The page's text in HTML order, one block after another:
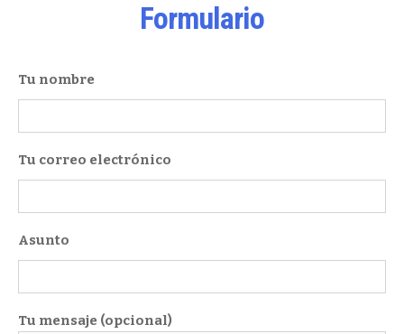
Formulario
Tu nombre
Tu correo electrónico
Asunto
Tu mensaje (opcional)